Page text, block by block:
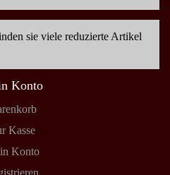
sie viele reduzierte Artikel
Konto
Kasse
Konto